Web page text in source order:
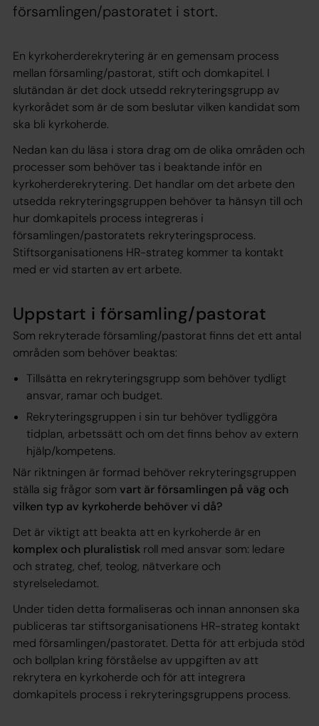
församlingen/pastoratet i stort.
En kyrkoherderekrytering är en gemensam process
mellan församling/pastorat, stift och domkapitel. I
slutändan är det dock utsedd rekryteringsgrupp av
kyrkorådet som är de som beslutar vilken kandidat som
ska bli kyrkoherde.
Nedan kan du läsa i stora drag om de olika områden och
processer som behöver tas i beaktande inför en
kyrkoherderekrytering. Det handlar om det arbete den
utsedda rekryteringsgruppen behöver ta hänsyn till och
hur domkapitels process integreras i
församlingen/pastoratets rekryteringsprocess.
Stiftsorganisationens HR-strateg kommer ta kontakt
med er vid starten av ert arbete.
Uppstart i församling/pastorat
Som rekryterade församling/pastorat finns det ett antal
områden som behöver beaktas:
Tillsätta en rekryteringsgrupp som behöver tydligt
ansvar, ramar och budget.
Rekryteringsgruppen i sin tur behöver tydliggöra
tidplan, arbetssätt och om det finns behov av extern
hjälp/kompetens.
När riktningen är formad behöver rekryteringsgruppen
ställa sig frågor som vart är församlingen på väg och
vilken typ av kyrkoherde behöver vi då?
Det är viktigt att beakta att en kyrkoherde är en
komplex och pluralistisk roll med ansvar som: ledare
och strateg, chef, teolog, nätverkare och
styrelseledamot.
Under tiden detta formaliseras och innan annonsen ska
publiceras tar stiftsorganisationens HR-strateg kontakt
med församlingen/pastoratet. Detta för att erbjuda stöd
och bollplan kring förståelse av uppgiften av att
rekrytera en kyrkoherde och för att integrera
domkapitels process i rekryteringsgruppens process.